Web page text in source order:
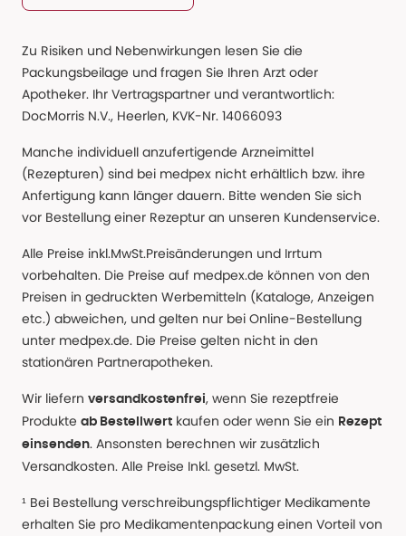
Zu Risiken und Nebenwirkungen lesen Sie die
Packungsbeilage und fragen Sie Ihren Arzt oder
Apotheker. Ihr Vertragspartner und verantwortlich:
DocMorris N.V., Heerlen, KVK-Nr. 14066093
Manche individuell anzufertigende Arzneimittel
(Rezepturen) sind bei medpex nicht erhältlich bzw. ihre
Anfertigung kann länger dauern. Bitte wenden Sie sich
vor Bestellung einer Rezeptur an unseren Kundenservice.
Alle Preise inkl.MwSt.Preisänderungen und Irrtum
vorbehalten. Die Preise auf medpex.de können von den
Preisen in gedruckten Werbemitteln (Kataloge, Anzeigen
etc.) abweichen, und gelten nur bei Online-Bestellung
unter medpex.de. Die Preise gelten nicht in den
stationären Partnerapotheken.
Wir liefern versandkostenfrei, wenn Sie rezeptfreie
Produkte ab Bestellwert kaufen oder wenn Sie ein Rezept
einsenden. Ansonsten berechnen wir zusätzlich
Versandkosten. Alle Preise Inkl. gesetzl. MwSt.
¹ Bei Bestellung verschreibungspflichtiger Medikamente
erhalten Sie pro Medikamentenpackung einen Vorteil von